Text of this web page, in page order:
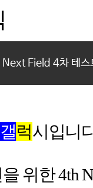
Field 4차 테스
갤럭시입니
을 위한4th